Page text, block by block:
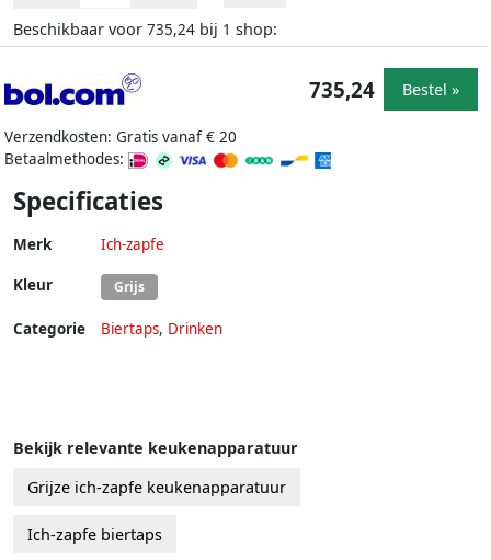
Beschikbaar voor 735,24 bij 1 shop:
Verzendkosten: Gratis vanaf € 20
Betaalmethodes:
735,24 Bestel »
Specificaties
Merk Ich-zapfe
Kleur Grijs
Categorie Biertaps, Drinken
Bekijk relevante keukenapparatuur
Grijze ich-zapfe keukenapparatuur
Ich-zapfe biertaps